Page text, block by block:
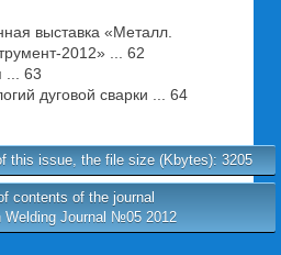
выставка «Металл.
2012» ... 62
... 63
дуговой сварки ... 64
this issue, the file size (Kbytes): 3205
contents of the journal
Welding Journal №05 2012